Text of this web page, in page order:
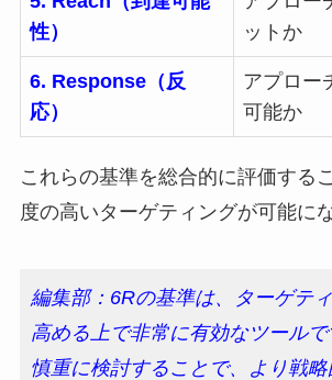
性）
ットか
6. Response（反
応）
アプロー
可能か
これらの基準を総合的に評価する
度の高いターゲティングが可能に
編集部：6Rの基準は、ターゲテ
高める上で非常に有効なツール
慎重に検討することで、より戦